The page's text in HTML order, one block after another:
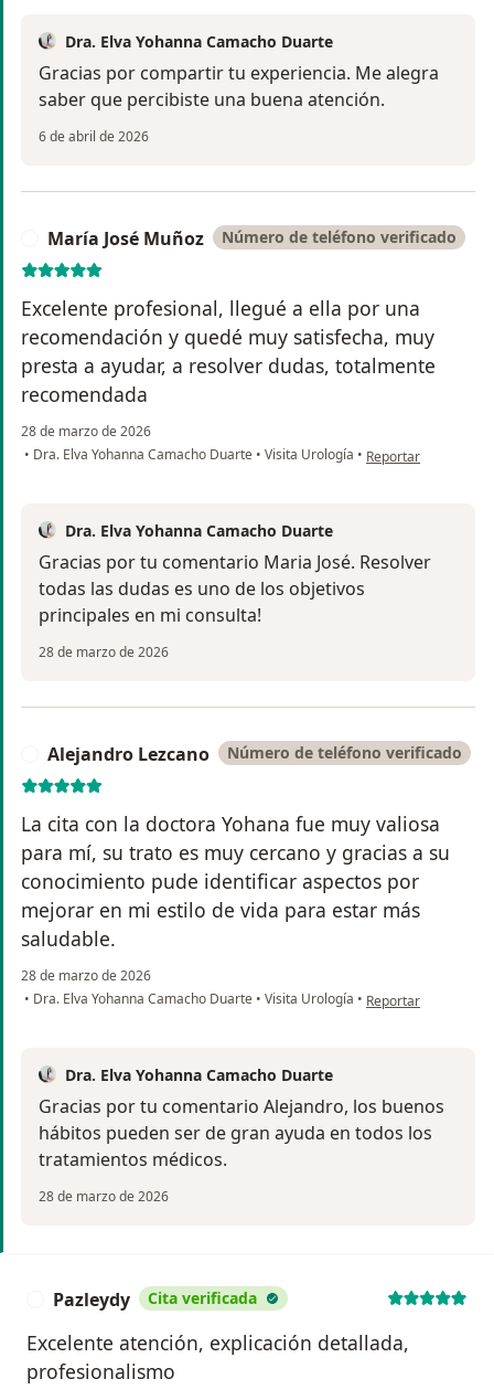
Dra. Elva Yohanna Camacho Duarte
Gracias por compartir tu experiencia. Me alegra
saber que percibiste una buena atención.
6 de abril de 2026
María José Muñoz Número de teléfono verificado
Excelente profesional, llegué a ella por una
recomendación y quedé muy satisfecha, muy
presta a ayudar, a resolver dudas, totalmente
recomendada
28 de marzo de 2026
• Dra. Elva Yohanna Camacho Duarte • Visita Urología • en opinión del
Reportar
Dra. Elva Yohanna Camacho Duarte
Gracias por tu comentario Maria José. Resolver
todas las dudas es uno de los objetivos
principales en mi consulta!
28 de marzo de 2026
Alejandro Lezcano Número de teléfono verificado
La cita con la doctora Yohana fue muy valiosa
para mí, su trato es muy cercano y gracias a su
conocimiento pude identificar aspectos por
mejorar en mi estilo de vida para estar más
saludable.
28 de marzo de 2026
• Dra. Elva Yohanna Camacho Duarte • Visita Urología • en opinión del
Reportar
Dra. Elva Yohanna Camacho Duarte
Gracias por tu comentario Alejandro, los buenos
hábitos pueden ser de gran ayuda en todos los
tratamientos médicos.
28 de marzo de 2026
Pazleydy Cita verificada
Excelente atención, explicación detallada,
profesionalismo